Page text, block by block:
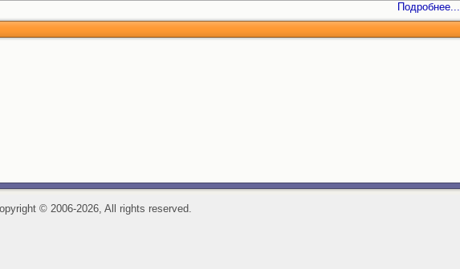
Подробнее...
©2006-2026, All rights reserved.